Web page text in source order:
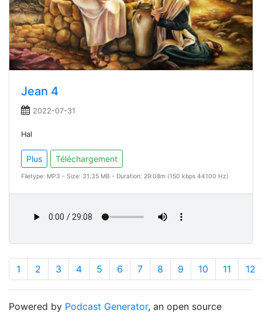
Jean 4
2022-07-31
Hal
Plus Téléchargement
Filetype: MP3 - Size: 31.35 MB - Duration: 29:08m (150 kbps 44100 Hz)
1 2 3 4 5 6 7 8 9 10 11 12
Powered by Podcast Generator, an open source